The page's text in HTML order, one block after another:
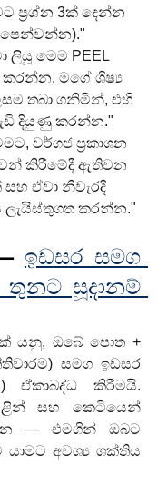
ප්‍රශ්න 3ක් දෙන්න
ලියූ මෙම PEEL
කරන්න. මගේ ශිෂ්‍ය
තබා ගනිමින්, එහි
දියුණු කරන්න."
වර්ගජ ප්‍රකාශන
කිරීමේදී ඇතිවන
සහ ඒවා නිවැරදි
ලැයිස්තුගත කරන්න."
ඉඩසර සමග
තුනට සූදානම්
යනු, ඔබේ පොත +
සමග ඉඩසර
ඒකාබද්ධ කිරීමයි.
සහ කෙටියෙන්
— එමගින් ඔබට
යාමට අවශ්‍ය ශක්තිය